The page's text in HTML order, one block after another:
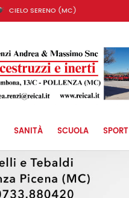
CIELO SERENO (MC)
SANITÀ SCUOLA SPORT